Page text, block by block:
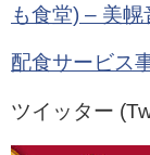
も食堂) – 美
配食サービス
ツイッター